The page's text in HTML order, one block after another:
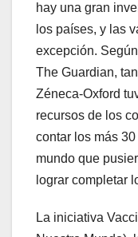
hay una gran
los países, y las
excepción.
The Guardian,
Zéneca-Oxford
recursos de los
contar los más
mundo que
lograr completar
La iniciativa